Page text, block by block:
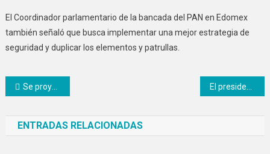
El Coordinador parlamentario de la bancada del PAN en Edomex
también señaló que busca implementar una mejor estrategia de
seguridad y duplicar los elementos y patrullas.
Navegación
entradas
Se proyecta una destacada derrama económica por las celebraciones del Día del Padre en la CDMX
ENTRADAS RELACIONADAS